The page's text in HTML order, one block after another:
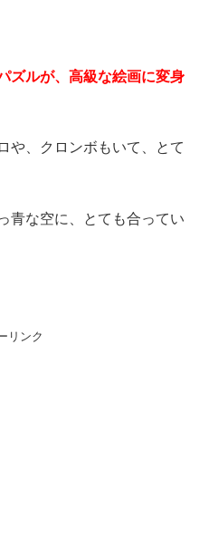
ズルが、高級な絵画に変身
や、クロンボもいて、とて
青な空に、とても合ってい
リンク